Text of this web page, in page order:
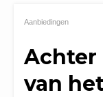
Aanbiedingen
Achter
van